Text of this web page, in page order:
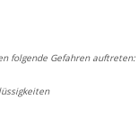
folgende Gefahren auftreten: